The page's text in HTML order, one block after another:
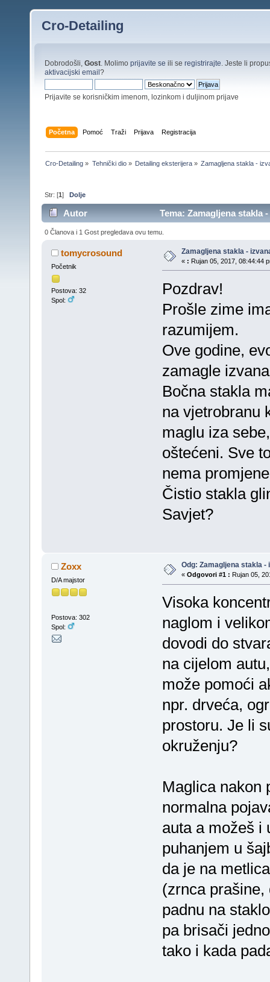
Cro-Detailing
Dobrodošli, Gost . Molimo prijavite se ili se registrirajte . Jeste li
aktivacijski email?
Prijavite se korisničkim imenom, lozinkom i duljinom prijave
Početna Pomoć Traži Prijava Registracija
Cro-Detailing » Tehnički dio» Detailing eksterijera» Zamagljena stakla -
Str: [1]Dolje
Autor Tema: Zamagljena stakla
0 Članova i 1 Gost pregledava ovu temu.
tomycrosound
Početnik
Postova: 32
Spol:
Zamagljena stakla -
« : Rujan 05, 2017, 08:44:44
Pozdrav!
Prošle zime
razumijem.
Ove godine,
zamagle
Bočna stakla
na vjetrobranu
maglu iza
oštećeni. Sve
nema
Čistio stakla
Savjet?
Zoxx
D/A majstor
Postova: 302
Spol:
Odg: Zamagljena stakla -
« Odgovori #1 : Rujan 05,
Visoka
naglom i
dovodi do
na cijelom
može pomoći
npr. drveća,
prostoru. Je li
okruženju?
Maglica nakon
normalna
auta a možeš i
puhanjem u
da je na
(zrnca
padnu na
pa brisači
tako i kada